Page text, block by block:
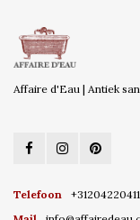
Affaire d'Eau | Antiek
Telefoon
+31204220411